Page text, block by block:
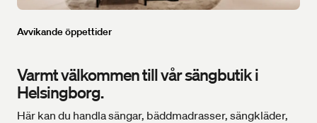
Avvikande öppettider
Varmt välkommen till vår sängbutik i
Helsingborg.
Här kan du handla sängar, bäddmadrasser, sängkläder,